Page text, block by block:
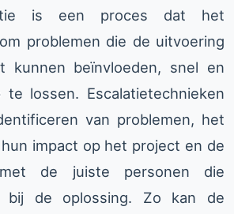
is een proces dat het
problemen die de uitvoering
kunnen beïnvloeden, snel en
lossen. Escalatietechnieken
van problemen, het
impact op het project en de
met de juiste personen die
bij de oplossing. Zo kan de